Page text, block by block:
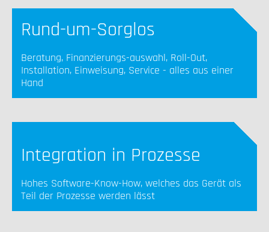
Rund-um-Sorglos
Beratung, Finanzierungs-auswahl, Roll-Out,
Installation, Einweisung, Service - alles aus einer
Hand
Integration in Prozesse
Hohes Software-Know-How, welches das Gerät als
Teil der Prozesse werden lässt